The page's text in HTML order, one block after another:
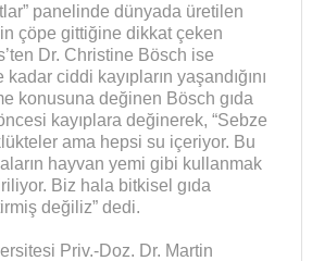
panelinde dünyada üretilen
çöpe gittiğine dikkat çeken
Dr. Christine Bösch ise
ciddi kayıpların yaşandığını
konusuna değinen Bösch gıda
kayıplara değinerek, “Sebze
ama hepsi su içeriyor. Bu
hayvan yemi gibi kullanmak
Biz hala bitkisel gıda
değiliz” dedi.
Priv.-Doz. Dr. Martin